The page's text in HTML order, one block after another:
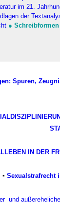
im 21.
der
● Schreibformen
Spuren,
IN DER
▪ Sexualstrafrecht
und